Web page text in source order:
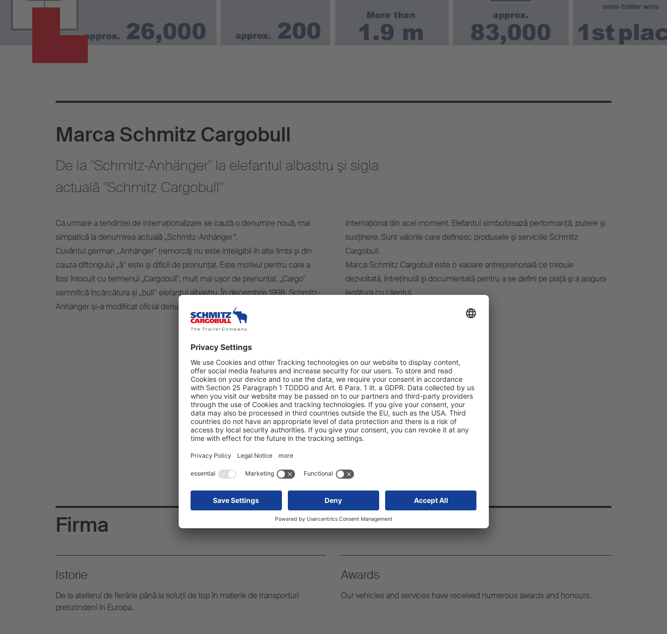
Marca Schmitz Cargobull
De la "Schmitz-Anhänger" la elefantul albastru şi sigla
actuală "Schmitz Cargobull"
Ca urmare a tendinţei de internaţionalizare se caută o denumire nouă, mai
simpatică la denumirea actuală „Schmitz-Anhänger”.
Cuvântul german „Anhänger“ (remorcă) nu este inteligibil în alte limbi şi din
cauza diftongului „ä“ este şi dificil de pronunţat. Este motivul pentru care a
fost înlocuit cu termenul „Cargobull“, mult mai ușor de prenunțat. „Cargo“
semnifică încărcătura şi „bull“ elefantul albastru. În decembrie 1998, Schmitz-
Anhänger și-a modificat oficial denumirea în Schmitz Cargobull, recunoscută
internaţional din acel moment. Elefantul simbolizează performanţă, putere şi
susţinere. Sunt valorile care definesc produsele şi serviciile Schmitz
Cargobull.
Marca Schmitz Cargobull este o valoare antreprenorială ce trebuie
dezvoltată, întreţinută şi documentată pentru a se defini pe piaţă şi a asigura
legătura cu clientul.
Firma
Istorie
De la atelierul de fierărie până la soluţii de top în materie de transporturi
pretutindeni în Europa.
Awards
Our vehicles and services have received numerous awards and honours.